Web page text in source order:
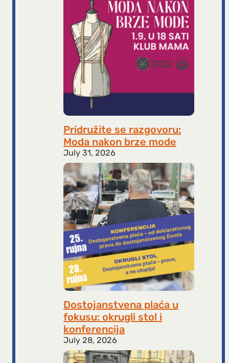
Pridružite se razgovoru:
Moda nakon brze mode
July 31, 2026
Dostojanstvena plaća u
fokusu: okrugli stol i
konferencija
July 28, 2026